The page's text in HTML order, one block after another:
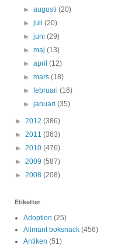
►augusti(20)
►juli(20)
►juni(29)
►maj(13)
►april(12)
►mars(18)
►februari(16)
►januari(35)
► 2012 (386)
► 2011 (363)
► 2010 (476)
► 2009 (587)
► 2008 (208)
Etiketter
Adoption (25)
Allmänt boksnack (456)
Antiken (51)